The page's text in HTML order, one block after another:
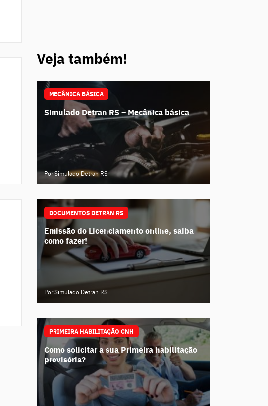
Veja também!
MECÂNICA BÁSICA
Simulado Detran RS – Mecânica básica
Por Simulado Detran RS
DOCUMENTOS DETRAN RS
Emissão do Licenciamento online, saiba
como fazer!
Por Simulado Detran RS
PRIMEIRA HABILITAÇÃO CNH
Como solicitar a sua Primeira habilitação
provisória?